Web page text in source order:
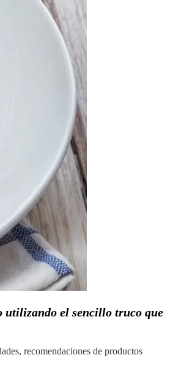
utilizando el sencillo truco que
recomendaciones de productos